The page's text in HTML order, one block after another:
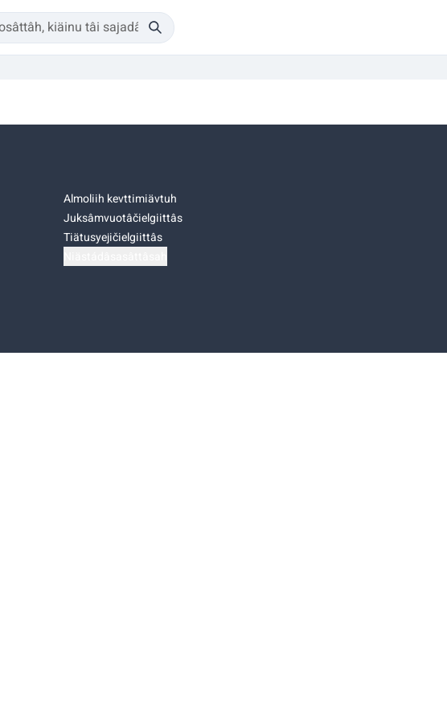
Almoliih kevttimiävtuh
Juksâmvuotâčielgiittâs
Tiätusyejičielgiittâs